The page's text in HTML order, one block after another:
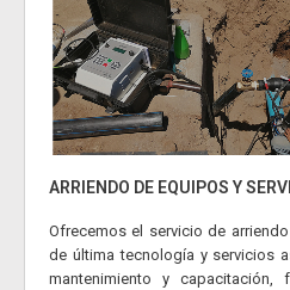
ARRIENDO DE EQUIPOS Y
Ofrecemos el servicio de
de última tecnología y servicios
mantenimiento y capacitación,